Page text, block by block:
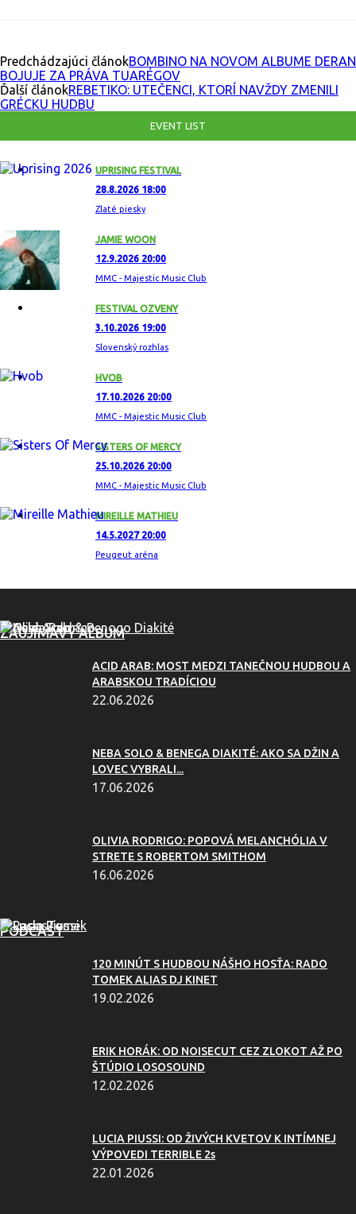
Predchádzajúci článokBOMBINO NA NOVOM ALBUME DERAN
BOJUJE ZA PRÁVA TUARÉGOV
Ďalší článokREBETIKO: UTEČENCI, KTORÍ NAVŽDY ZMENILI
GRÉCKU HUDBU
EVENT LIST
UPRISING FESTIVAL
28.8.2026 18:00
Zlaté piesky
JAMIE WOON
12.9.2026 20:00
MMC - Majestic Music Club
FESTIVAL OZVENY
3.10.2026 19:00
Slovenský rozhlas
HVOB
17.10.2026 20:00
MMC - Majestic Music Club
SISTERS OF MERCY
25.10.2026 20:00
MMC - Majestic Music Club
MIREILLE MATHIEU
14.5.2027 20:00
Peugeut aréna
ZAUJÍMAVÝ ALBUM
ACID ARAB: MOST MEDZI TANEČNOU HUDBOU A
ARABSKOU TRADÍCIOU
22.06.2026
NEBA SOLO & BENEGA DIAKITÉ: AKO SA DŽIN A
LOVEC VYBRALI...
17.06.2026
OLIVIA RODRIGO: POPOVÁ MELANCHÓLIA V
STRETE S ROBERTOM SMITHOM
16.06.2026
PODCAST
120 MINÚT S HUDBOU NÁŠHO HOSŤA: RADO
TOMEK ALIAS DJ KINET
19.02.2026
ERIK HORÁK: OD NOISECUT CEZ ZLOKOT AŽ PO
ŠTÚDIO LOSOSOUND
12.02.2026
LUCIA PIUSSI: OD ŽIVÝCH KVETOV K INTÍMNEJ
VÝPOVEDI TERRIBLE 2s
22.01.2026